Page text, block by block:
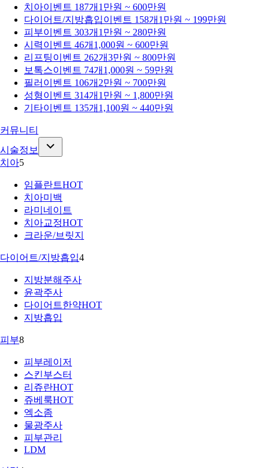
치아이벤트 187개 1만원 ~ 600만원
다이어트/지방흡입이벤트 158개 1만원 ~ 199만원
피부이벤트 303개 1만원 ~ 280만원
시력이벤트 46개 1,000원 ~ 600만원
리프팅이벤트 262개3만원 ~ 800만원
보톡스이벤트 74개 1,000원 ~ 59만원
필러 이벤트 106개 2만원 ~ 700만원
성형이벤트 314개 1만원 ~ 1,800만원
기타이벤트 135개 1,100원 ~ 440만원
커뮤니티
시술정보
치아5
임플란트HOT
치아미백
라미네이트
치아교정HOT
크라운/브릿지
다이어트/지방흡입4
지방분해주사
윤곽주사
다이어트한약HOT
지방흡입
피부8
피부레이저
스킨부스터
리쥬란HOT
쥬베룩HOT
엑소좀
물광주사
피부관리
LDM